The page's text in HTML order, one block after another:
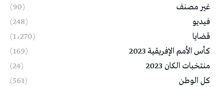
غير مصنف
(90)
فيديو
(248)
قضايا
(1٬270)
كأس الأمم الإفريقية 2023
(169)
منتخبات الكان 2023
(24)
كل الوطن
(561)